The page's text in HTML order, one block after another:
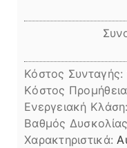
Κόστος Συνταγής:
Kόστος
Ενεργειακή Κλάση:
Βαθμός
Χαρακτηριστικά: